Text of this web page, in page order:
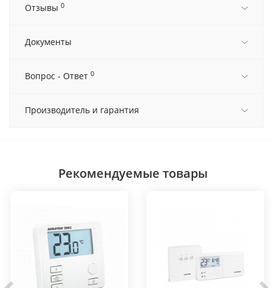
Отзывы 0
Документы
Вопрос - Ответ 0
Производитель и гарантия
Рекомендуемые товары